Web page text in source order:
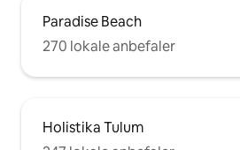
Paradise Beach
270 lokale anbefaler
Holistika Tulum